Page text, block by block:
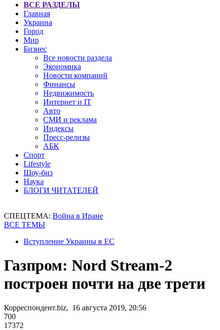
ВСЕ РАЗДЕЛЫ
Главная
Украина
Город
Мир
Бизнес
Все новости раздела
Экономика
Новости компаний
Финансы
Недвижимость
Интернет и IT
Авто
СМИ и реклама
Индексы
Пресс-релизы
АБК
Спорт
Lifestyle
Шоу-биз
Наука
БЛОГИ ЧИТАТЕЛЕЙ
СПЕЦТЕМА: Война в Иране
ВСЕ ТЕМЫ
Вступление Украины в ЕС
Газпром: Nord Stream-2
построен почти на две трети
Корреспондент.biz, 16 августа 2019, 20:56
700
17372